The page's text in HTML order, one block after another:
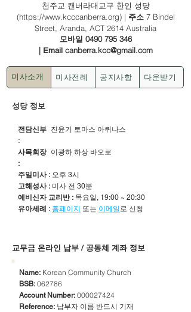
천주교 캔버라대교구 한인 성당
(https://www.kcccanberra.org) | 주소 7 Bindel
Street, Aranda, ACT 2614 Australia
모바일 0490 795 346
| Email canberra.kcc@gmail.com
미사소개 미사전례 공지사항 다운받기
성당 정보
전담신부
:
진윤기 토마스 아퀴나스
사목회장
:
이광하 하상 바오로
주일미사 : 오후 3시
고해성사 : 미사 전 30분
예비신자 교리반 : 목요일, 19:00 ~ 20:30
유아세례 : 홈페이지 또는 이메일 로 신청
​교무금 온라인 납부 / 공동체 계좌 정보
Name: Korean Community Church
BSB: 062786
Account Number: 000027424
Reference: 납부자 이름 반드시 기재